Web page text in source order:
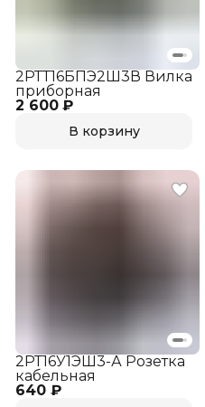
2 600 ₽
2РТТ16БПЭ2Ш3В Вилка
приборная
В корзину
640 ₽
2РТ16У1ЭШ3-А Розетка
кабельная